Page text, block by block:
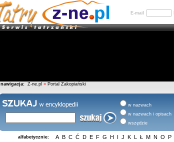
E-mail
nawigacja: Z-ne.pl » Portal Zakopiański
w nazwach
w nazwach i opisach
wszędzie
alfabetycznie: A B C Ć D E F G H I J K L Ł M N O P